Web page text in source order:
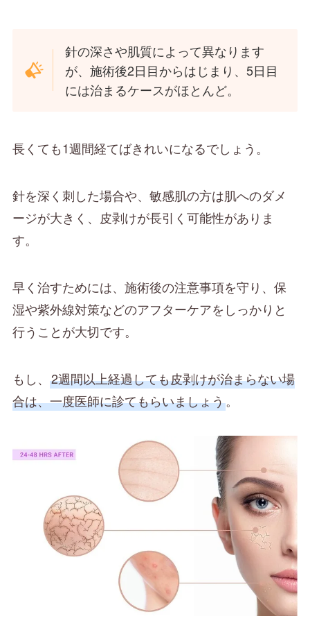
針の深さや肌質によって異なります
が、施術後2日目からはじまり、5日目
には治まるケースがほとんど。
長くても1週間経てばきれいになるでしょう。
針を深く刺した場合や、敏感肌の方は肌へのダメ
ージが大きく、皮剥けが長引く可能性がありま
す。
早く治すためには、施術後の注意事項を守り、保
湿や紫外線対策などのアフターケアをしっかりと
行うことが大切です。
もし、 2週間以上経過しても皮剥けが治まらない場
合は、一度医師に診てもらいましょう。